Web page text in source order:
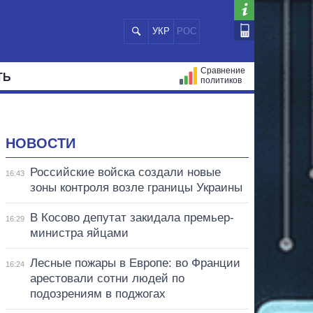
УКР РОС
Сравнение
политиков
НОВОСТИ
16:43
Российские войска создали новые
зоны контроля возле границы Украины
16:29
В Косово депутат закидала премьер-
министра яйцами
16:24
Лесные пожары в Европе: во Франции
арестовали сотни людей по
подозрениям в поджогах